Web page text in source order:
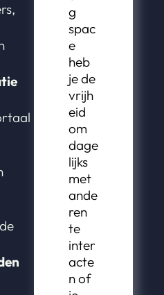
g
spac
e
heb
je de
vrijh
eid
om
dage
lijks
met
ande
ren
te
inter
acte
n of